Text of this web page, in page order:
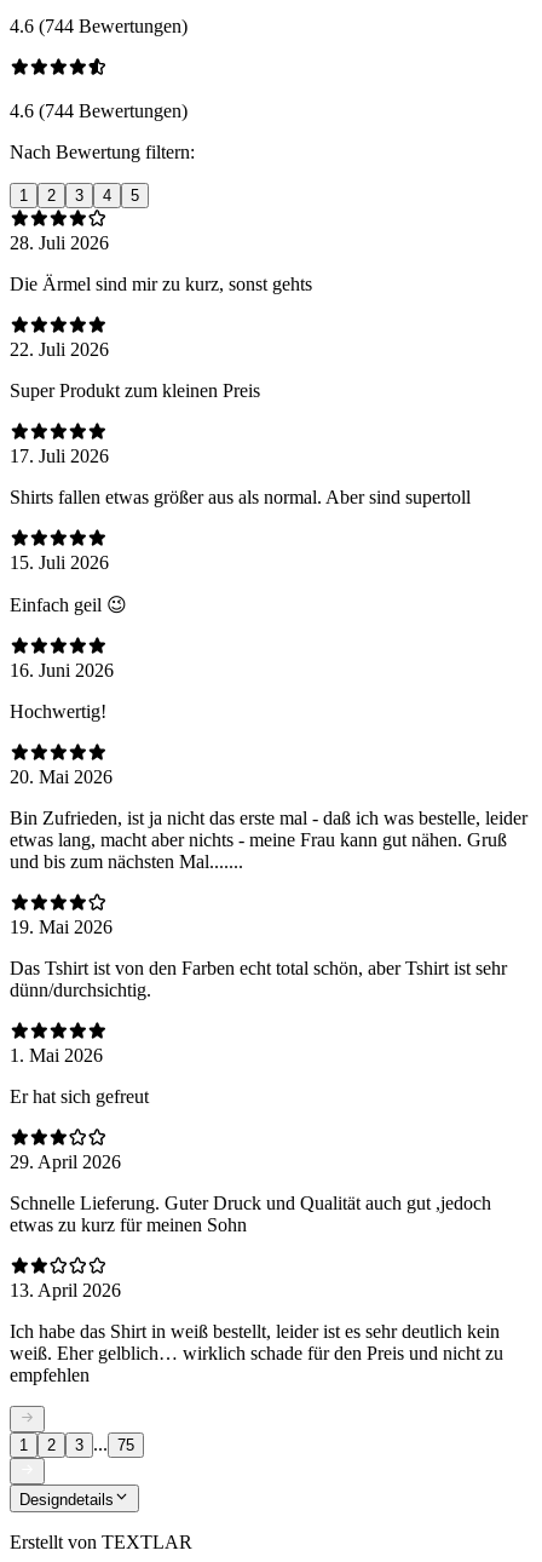
4.6 (744 Bewertungen)
4.6 (744 Bewertungen)
Nach Bewertung filtern:
1 2 3 4 5
28. Juli 2026
Die Ärmel sind mir zu kurz, sonst gehts
22. Juli 2026
Super Produkt zum kleinen Preis
17. Juli 2026
Shirts fallen etwas größer aus als normal. Aber sind supertoll
15. Juli 2026
Einfach geil 😉
16. Juni 2026
Hochwertig!
20. Mai 2026
Bin Zufrieden, ist ja nicht das erste mal - daß ich was bestelle, leider
etwas lang, macht aber nichts - meine Frau kann gut nähen. Gruß
und bis zum nächsten Mal.......
19. Mai 2026
Das Tshirt ist von den Farben echt total schön, aber Tshirt ist sehr
dünn/durchsichtig.
1. Mai 2026
Er hat sich gefreut
29. April 2026
Schnelle Lieferung. Guter Druck und Qualität auch gut ,jedoch
etwas zu kurz für meinen Sohn
13. April 2026
Ich habe das Shirt in weiß bestellt, leider ist es sehr deutlich kein
weiß. Eher gelblich… wirklich schade für den Preis und nicht zu
empfehlen
1 2 3 ... 75
Designdetails
Erstellt von TEXTLAR